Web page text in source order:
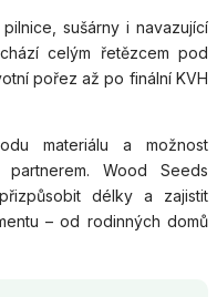
sušárny i navazující
celým řetězcem pod
pořez až po finální KVH
materiálu a možnost
Wood Seeds
délky a zajistit
– od rodinných domů